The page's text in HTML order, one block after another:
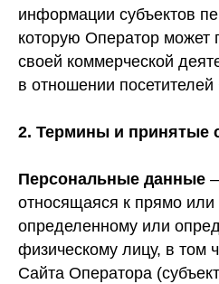
информации субъектов
которую Оператор может
своей коммерческой
в отношении посетителей
2. Термины и принятые
Персональные данные
относящаяся к прямо или
определенному или
физическому лицу, в том
Сайта Оператора